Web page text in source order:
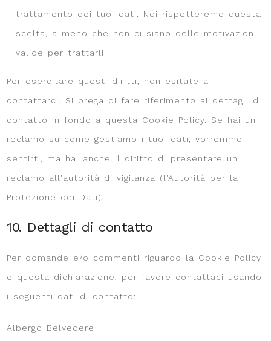
trattamento dei tuoi dati. Noi rispetteremo questa
scelta, a meno che non ci siano delle motivazioni
valide per trattarli.
Per esercitare questi diritti, non esitate a
contattarci. Si prega di fare riferimento ai dettagli di
contatto in fondo a questa Cookie Policy. Se hai un
reclamo su come gestiamo i tuoi dati, vorremmo
sentirti, ma hai anche il diritto di presentare un
reclamo all'autorità di vigilanza (l'Autorità per la
Protezione dei Dati).
10. Dettagli di contatto
Per domande e/o commenti riguardo la Cookie Policy
e questa dichiarazione, per favore contattaci usando
i seguenti dati di contatto:
Albergo Belvedere